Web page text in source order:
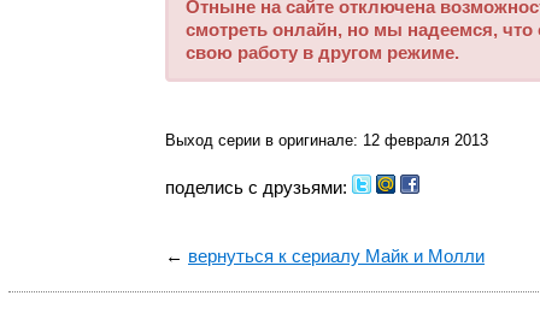
Отныне на сайте отключена
смотреть онлайн, но мы надеемся, что
свою работу в другом режиме.
Выход серии в оригинале: 12 февраля 2013
поделись с друзьями:
← вернуться к сериалу Майк и Молли